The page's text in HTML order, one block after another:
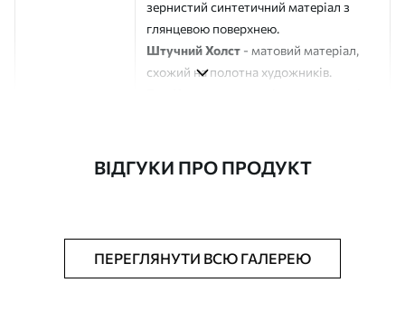
зернистий синтетичний матеріал з
глянцевою поверхнею.
Штучний Холст - матовий матеріал,
схожий на полотна художників.
Додатково Можна додати лакове покриття.
ВІДГУКИ ПРО ПРОДУКТ
ПЕРЕГЛЯНУТИ ВСЮ ГАЛЕРЕЮ